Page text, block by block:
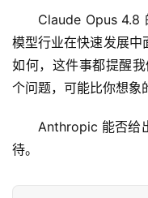
教
程
框
Claude Opus 4.8
模型行业在快速发展中
如何，这件事都提醒
个问题，可能比你想象
Anthropic 能否给
待。